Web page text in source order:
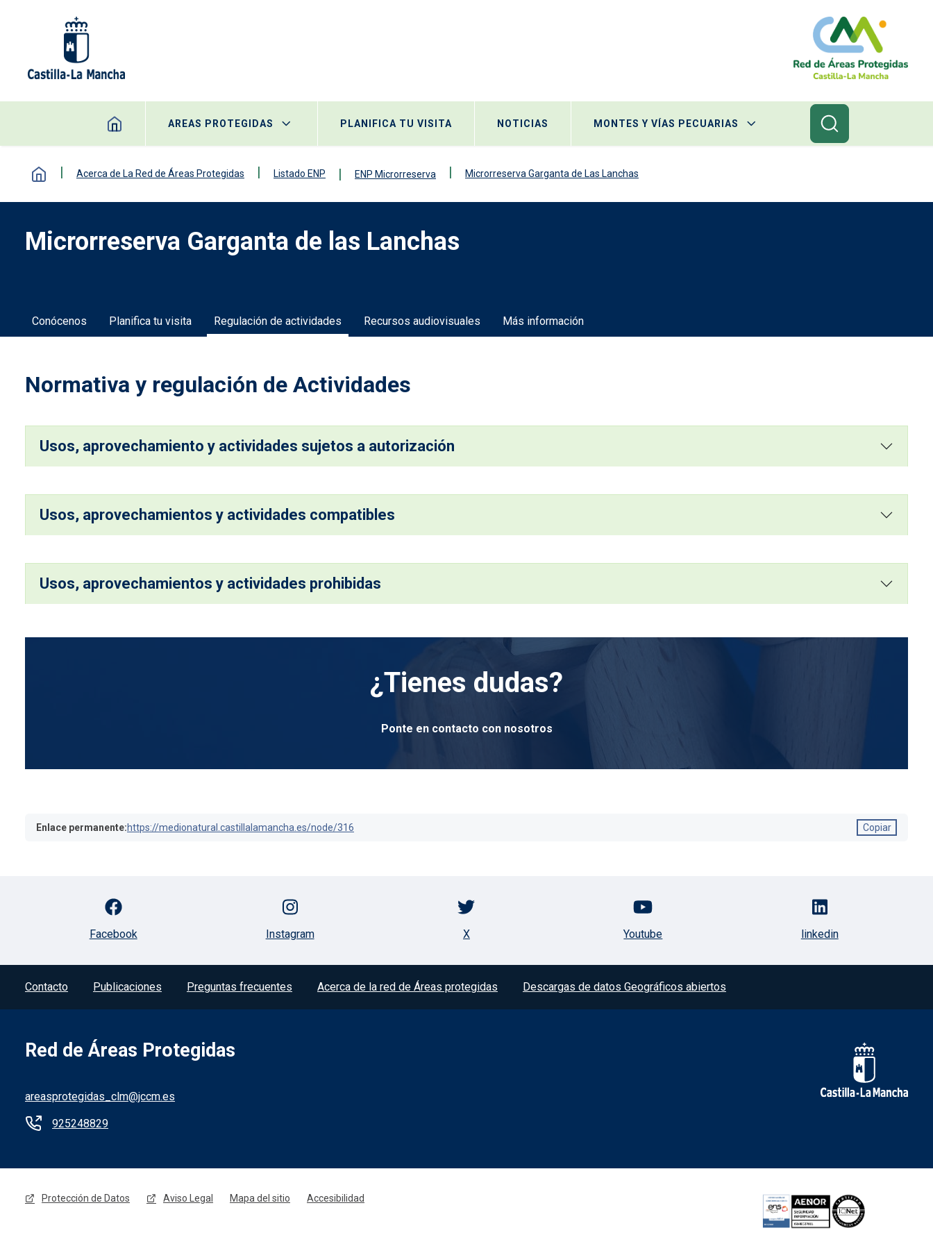
AREAS PROTEGIDAS PLANIFICA TU VISITA NOTICIAS MONTES Y VÍAS PECUARIAS
Acerca de La Red de Áreas Protegidas Listado ENP ENP Microrreserva Microrreserva Garganta de Las Lanchas
Microrreserva Garganta de las Lanchas
Conócenos Planifica tu visita Regulación de actividades Recursos audiovisuales Más información
Normativa y regulación de Actividades
Usos, aprovechamiento y actividades sujetos a autorización
Usos, aprovechamientos y actividades compatibles
Usos, aprovechamientos y actividades prohibidas
¿Tienes dudas?
Ponte en contacto con nosotros
Enlace permanente:https://medionatural.castillalamancha.es/node/316 Copiar
Facebook Instagram X Youtube linkedin
Contacto Publicaciones Preguntas frecuentes Acerca de la red de Áreas protegidas Descargas de datos Geográficos abiertos
Red de Áreas Protegidas
areasprotegidas_clm@jccm.es
925248829
Protección de Datos Aviso Legal Mapa del sitio Accesibilidad